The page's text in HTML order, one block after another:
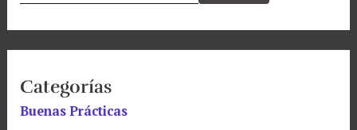
Categorías
Buenas Prácticas